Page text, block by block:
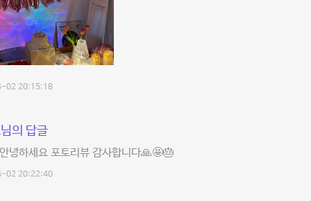
02 20:15:18
의 답글
녕하세요 포토리뷰 감사합니다🙏🤩🎂
02 20:22:40